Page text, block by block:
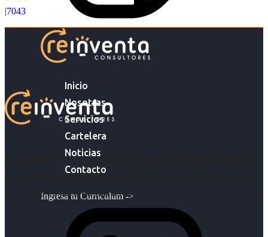
Inicio
Nosotras
Servicios
Cartelera
Noticias
Contacto
Ingresa tu Curriculum ->
|7043
Acompañar a empresas en su gestión de capital humano y
acompañar a personas en la búsqueda y encuentro de sus
objetivos es para nosotros un trabajo, pero antes un placer.